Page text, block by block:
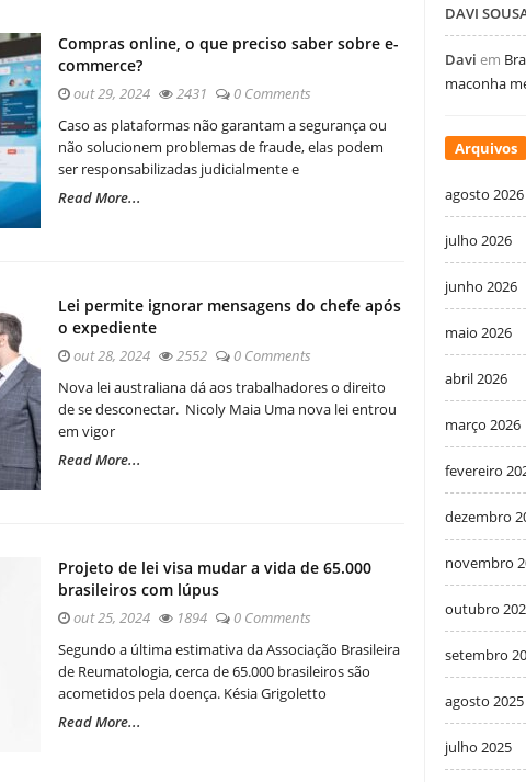
Compras online, o que preciso saber sobre e-
commerce?
out 29, 2024 2431
0 Comments
Caso as plataformas não garantam a segurança ou
não solucionem problemas de fraude, elas podem
ser responsabilizadas judicialmente e
Read More...
Lei permite ignorar mensagens do chefe após
o expediente
out 28, 2024 2552
0 Comments
Nova lei australiana dá aos trabalhadores o direito
de se desconectar. Nicoly Maia Uma nova lei entrou
em vigor
Read More...
Projeto de lei visa mudar a vida de 65.000
brasileiros com lúpus
out 25, 2024 1894
0 Comments
Segundo a última estimativa da Associação Brasileira
de Reumatologia, cerca de 65.000 brasileiros são
acometidos pela doença. Késia Grigoletto
Read More...
DAVI
Davi em
maconha
Arquivos
agosto 2026
julho 2026
junho 2026
maio 2026
abril 2026
março 2026
fevereiro
dezembro
novembro
outubro
setembro
agosto 2025
julho 2025